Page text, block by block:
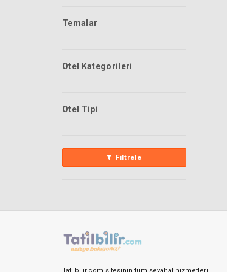
Temalar
Otel Kategorileri
Otel Tipi
Filtrele